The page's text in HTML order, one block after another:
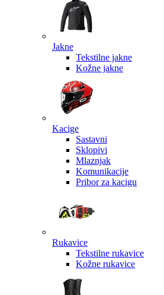
Jakne
Tekstilne jakne
Kožne jakne
Kacige
Sastavni
Sklopivi
Mlaznjak
Komunikacije
Pribor za kacigu
Rukavice
Tekstilne rukavice
Kožne rukavice